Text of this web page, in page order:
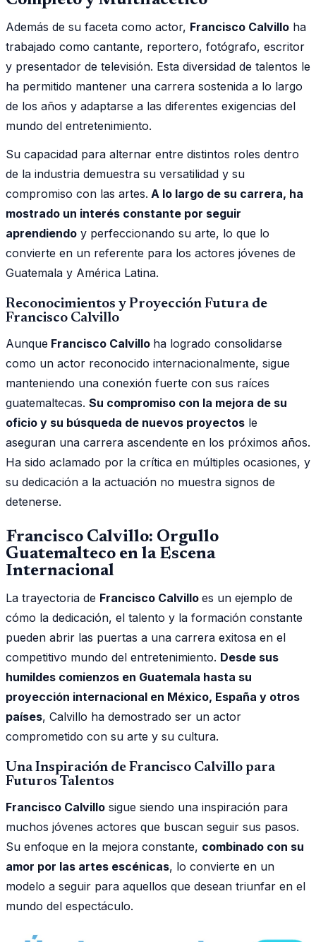
Además de su faceta como actor, Francisco Calvillo ha
trabajado como cantante, reportero, fotógrafo, escritor
y presentador de televisión. Esta diversidad de talentos le
ha permitido mantener una carrera sostenida a lo largo
de los años y adaptarse a las diferentes exigencias del
mundo del entretenimiento.
Su capacidad para alternar entre distintos roles dentro
de la industria demuestra su versatilidad y su
compromiso con las artes. A lo largo de su carrera, ha
mostrado un interés constante por seguir
aprendiendo y perfeccionando su arte, lo que lo
convierte en un referente para los actores jóvenes de
Guatemala y América Latina.
Reconocimientos y Proyección Futura de
Francisco Calvillo
Aunque Francisco Calvillo ha logrado consolidarse
como un actor reconocido internacionalmente, sigue
manteniendo una conexión fuerte con sus raíces
guatemaltecas. Su compromiso con la mejora de su
oficio y su búsqueda de nuevos proyectos le
aseguran una carrera ascendente en los próximos años.
Ha sido aclamado por la crítica en múltiples ocasiones, y
su dedicación a la actuación no muestra signos de
detenerse.
Francisco Calvillo: Orgullo
Guatemalteco en la Escena
Internacional
La trayectoria de Francisco Calvillo es un ejemplo de
cómo la dedicación, el talento y la formación constante
pueden abrir las puertas a una carrera exitosa en el
competitivo mundo del entretenimiento. Desde sus
humildes comienzos en Guatemala hasta su
proyección internacional en México, España y otros
países, Calvillo ha demostrado ser un actor
comprometido con su arte y su cultura.
Una Inspiración de Francisco Calvillo para
Futuros Talentos
Francisco Calvillo sigue siendo una inspiración para
muchos jóvenes actores que buscan seguir sus pasos.
Su enfoque en la mejora constante, combinado con su
amor por las artes escénicas, lo convierte en un
modelo a seguir para aquellos que desean triunfar en el
mundo del espectáculo.